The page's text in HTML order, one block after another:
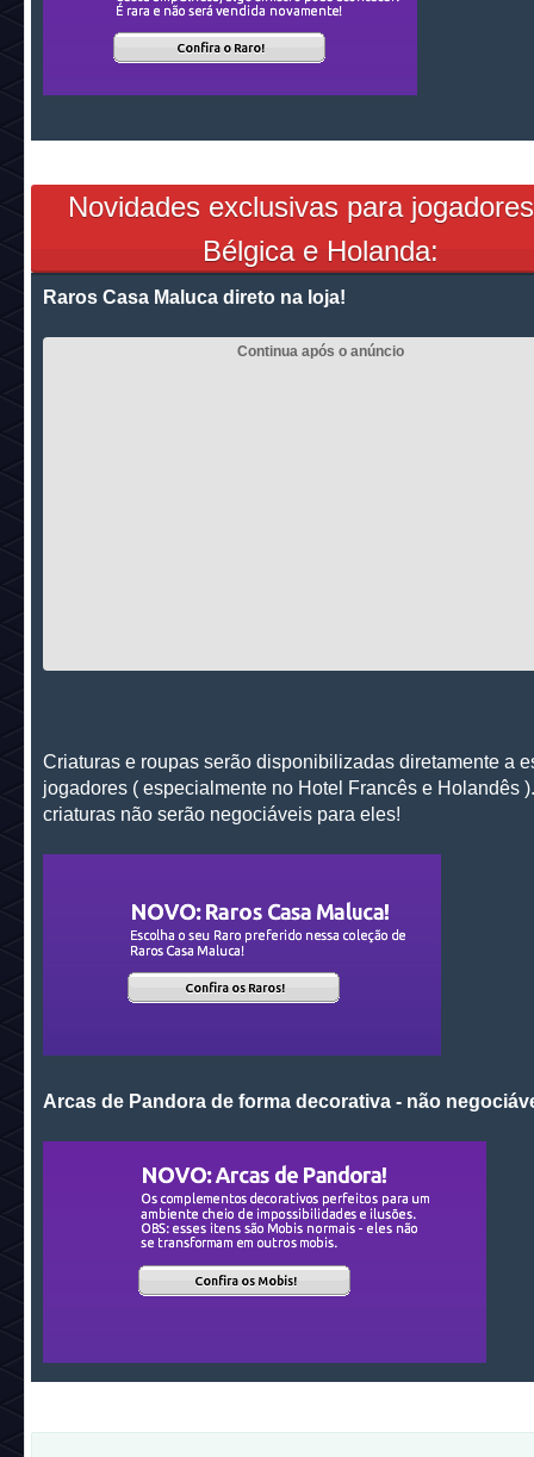
Novidades exclusivas para
Bélgica e Holanda:
Raros Casa Maluca direto na loja!
Criaturas e roupas serão disponibilizadas diretamente a
jogadores ( especialmente no Hotel Francês e Holandês
criaturas não serão negociáveis para eles!
Arcas de Pandora de forma decorativa - não